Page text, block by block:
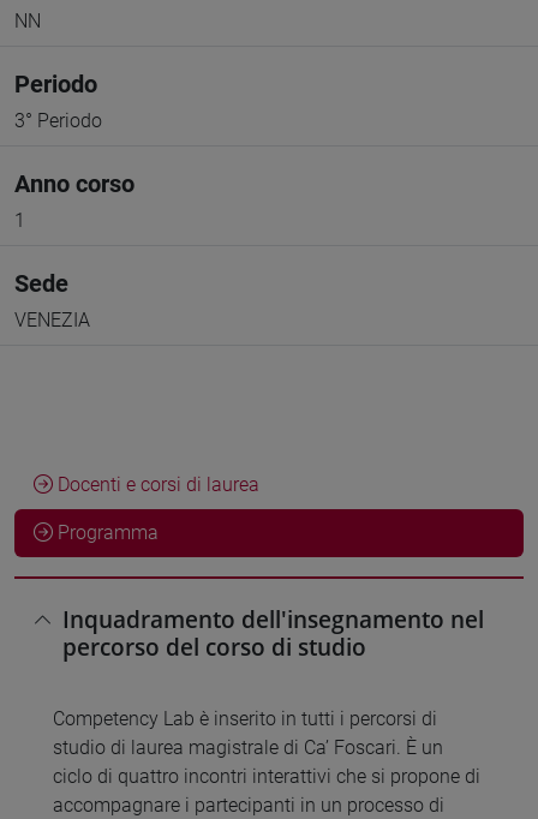
NN
Periodo
3° Periodo
Anno corso
1
Sede
VENEZIA
Docenti e corsi di laurea
Programma
Inquadramento dell'insegnamento nel
percorso del corso di studio
Competency Lab è inserito in tutti i percorsi di
studio di laurea magistrale di Ca’ Foscari. È un
ciclo di quattro incontri interattivi che si propone di
accompagnare i partecipanti in un processo di